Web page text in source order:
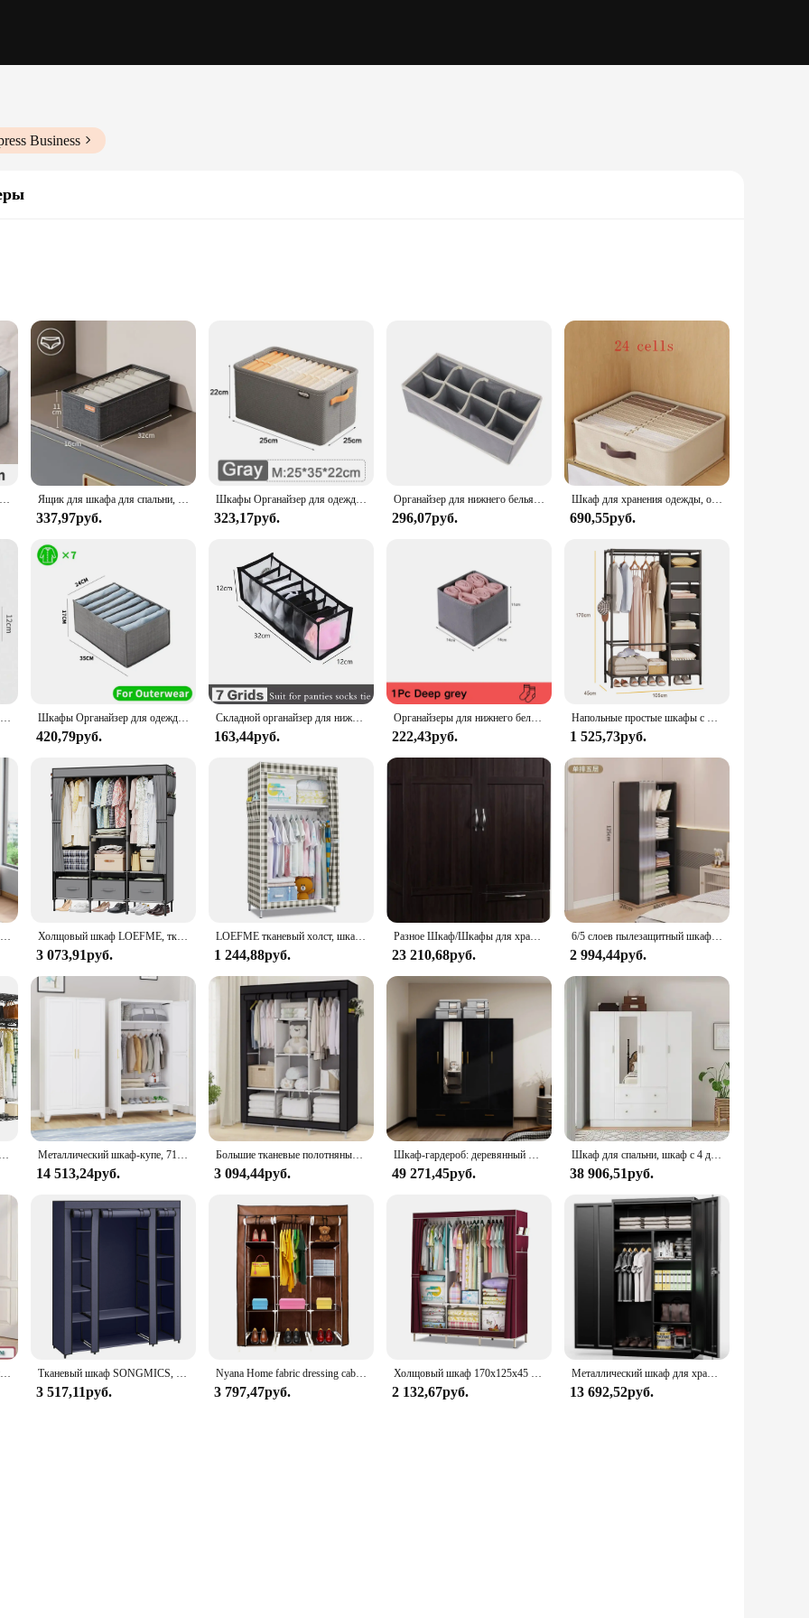
Business
providing a streamlined solution for organizing your garments and accessories. Designed with a modern aesthetic, these containers blend
storage. The lightweight polypropylene material ensures that each container is durable and easy to handle, making it a breeze to
storage options, the Wardrobe Container set is versatile enough to meet your needs. Available in a variety of sizes and configurations,
in closet to a large dressing room. The multiple compartments within each container allow for easy categorization of items, making
smooth, non-porous surface of the polypropylene material makes it resistant to stains and odors, ensuring your wardrobe remains fresh
the containers with a damp cloth, and they're ready to use again. The durability of these containers ensures they will maintain their
for both personal and professional use.
choice for those looking to offer a high-quality, functional storage solution to their customers. The wholesale pricing and sets
solution to your clients. Whether you're catering to homeowners or retailers, these containers are designed to meet the needs of a
Ящик для хранения джинсов и брюк, шкаф, органайзер для одежды, ящики для шкафа, органайзер для нижнего белья, бюстгальтера, носков, футболок, органайзеры для хранения Ящик для шкафа для спальни, органайзер для нижнего белья, носки, бюстгальтер, ящики для хранения одежды, шкаф, органайзер для одежды, брюки, носки, органайзер
337,97руб.
Шкафы Органайзер для одежды Большая вместимость Брюки Джинсы Ящик для хранения Шкаф Ящики для нижнего белья Носки Футболка Органайзер для гардероба
323,17руб.
Органайзер для нижнего белья, носков, бюстгальтера, брюк, шарфа, галстука, ящик для хранения, органайзеры для ящиков шкафа, складной чехол для органайзера нижнего белья
296,07руб.
Шкаф для хранения одежды, органайзер для брюк, свитеров, футболок, коробка для хранения с полипропиленовой доской, ящик для шкафа, органайзер, коробка для хранения джинсов
690,55руб.
Органайзер для нижнего белья, бюстгальтера, коробка для хранения, коробки для хранения трусиков, носков, шкаф, органайзер для одежды, ящики, разделительные коробки Шкафы Органайзер для одежды Брюки Джинсы Ящик для хранения Шкаф-органайзер Ящики для нижнего белья Носки Футболка Гардероб Органайзеры для хранения
420,79руб.
Складной органайзер для нижнего белья, носков, 6/ячеек
163,44руб.
Органайзеры для нижнего белья, шкафы и ящики, органайзер для одежды, бюстгальтеров, органайзер для нижнего белья, носков, брюк, домашняя складная коробка для хранения
222,43руб.
Напольные простые шкафы с ящиками, большая вместимость, открытый шкаф для хранения в спальне, пылезащитная полка для шкафа
1 525,73руб.
Шкаф-купе H с зеркалом 72,8 дюйма, шкаф-купе с подвесным стержнем и полками, современный черный отдельно стоящий шкаф для спальни, дерево Холщовый шкаф LOEFME, тканевые шкафы для спальни с 3 ящиками для хранения и подвесными направляющими, отличные складные шкафы для спальни
3 073,91руб.
LOEFME тканевый холст, шкаф для хранения, подвесной шкаф, полки, сверхпрочный тканевый холщовый шкаф, стеллажи для одежды
1 244,88руб.
Разное Шкаф/Шкафы для хранения кладовой L 40. 00" x Ш 19 45 дюймов x В 71. 10 ДЮЙМОВ КОРИЧНОГО МНОГОРОМНОГО ПРЕДЛОЖЕНИЯ Cinnamon Cherry
23 210,68руб.
6/5 слоев пылезащитный шкаф, перегородка большой емкости, книжная полка для спальни, открытый простой сборный шкаф для хранения, мебель для спальни
2 994,44руб.
Вешалка для одежды, сверхпрочная вешалка для одежды, регулируемый шкаф, портативный шкаф Металлический шкаф-купе, 71-дюймовый металлический шкаф для хранения одежды с подвесным стержнем, бытовой стальной шкаф для хранения вещей
14 513,24руб.
Большие тканевые полотняные шкафы с подвесным шкафом для хранения одежды
3 094,44руб.
Шкаф-гардероб: деревянный шкаф-органайзер для шкафа с 3 ящиками, 4 дверями, подвесной стержень, зеркало и полки
49 271,45руб.
Шкаф для спальни, шкаф с 4 дверцами, 2 ящиками и зеркалом, большие полки, подвесные штанги для спальни
38 906,51руб.
Пылезащитный шкаф, напольный тканевый шкаф, многослойный складной органайзер, шкаф, большая вместительная мебель для хранения в спальне Тканевый шкаф SONGMICS, портативный шкаф для спальни, направляющая для одежды с чехлом из нетканого материала, органайзер для хранения одежды
3 517,11руб.
Nyana Home fabric dressing cabinet 170x130x45cm, 2 doors, 9 holes, 1 wardrobe
3 797,47руб.
Холщовый шкаф 170x125x45 см, шкафы для спальни, с 3 подвесными направляющими и 3 отделениями для хранения, тканевый шкаф с трубками 13 мм, красный
2 132,67руб.
Металлический шкаф для хранения с замковыми дверями, высокий шкаф для хранения 72 дюйма с замком и подвесным стержнем, стандартный шкаф
13 692,52руб.